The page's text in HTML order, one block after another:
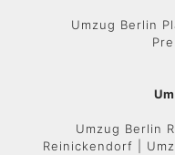
Umzug Berlin
Umzug Berlin
Reinickendorf |